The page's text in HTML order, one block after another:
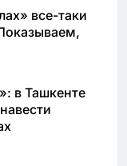
все-таки
в Ташкенте